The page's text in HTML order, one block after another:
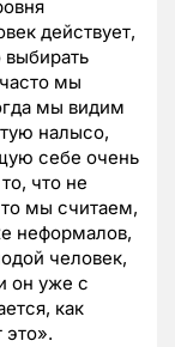
действует,
выбирать
мы
мы видим
налысо,
себе очень
что не
мы считаем,
неформалов,
человек,
он уже с
как